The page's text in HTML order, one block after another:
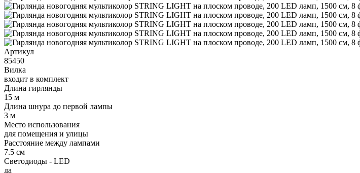
Артикул
85450
Вилка
входит в комплект
Длина гирлянды
15 м
Длина шнура до первой лампы
3 м
Место использования
для помещения и улицы
Расстояние между лампами
7.5 см
Светодиоды - LED
да